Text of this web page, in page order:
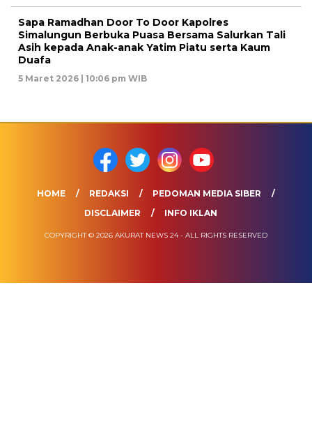
Sapa Ramadhan Door To Door Kapolres
Simalungun Berbuka Puasa Bersama Salurkan Tali
Asih kepada Anak-anak Yatim Piatu serta Kaum
Duafa
5 Maret 2026 | 10:06 pm WIB
HOME REDAKSI
PEDOMAN MEDIA SIBER
DISCLAIMER
INFO IKLAN
COPYRIGHT © 2026 AKURAT NEWS 24 - ALL RIGHTS RESERVED